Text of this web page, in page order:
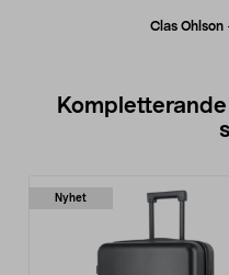
Clas Ohlson
Nyhet